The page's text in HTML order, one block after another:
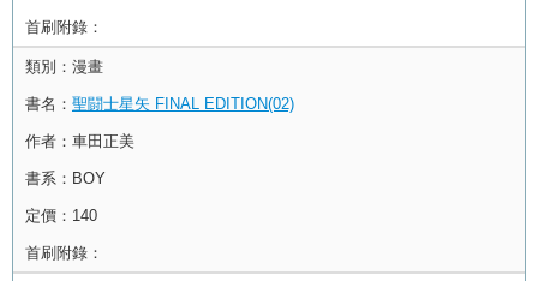
首刷附錄：
類別： 漫畫
書名： 聖闘士星矢 FINAL EDITION(02)
作者： 車田正美
書系： BOY
定價： 140
首刷附錄：